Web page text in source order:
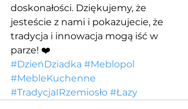
doskonałości. Dziękujemy, że
jesteście z nami i pokazujecie, że
tradycja i innowacja mogą iść w
parze! ❤️
#DzieńDziadka #Meblopol
#MebleKuchenne
#TradycjaIRzemiosło #Łazy